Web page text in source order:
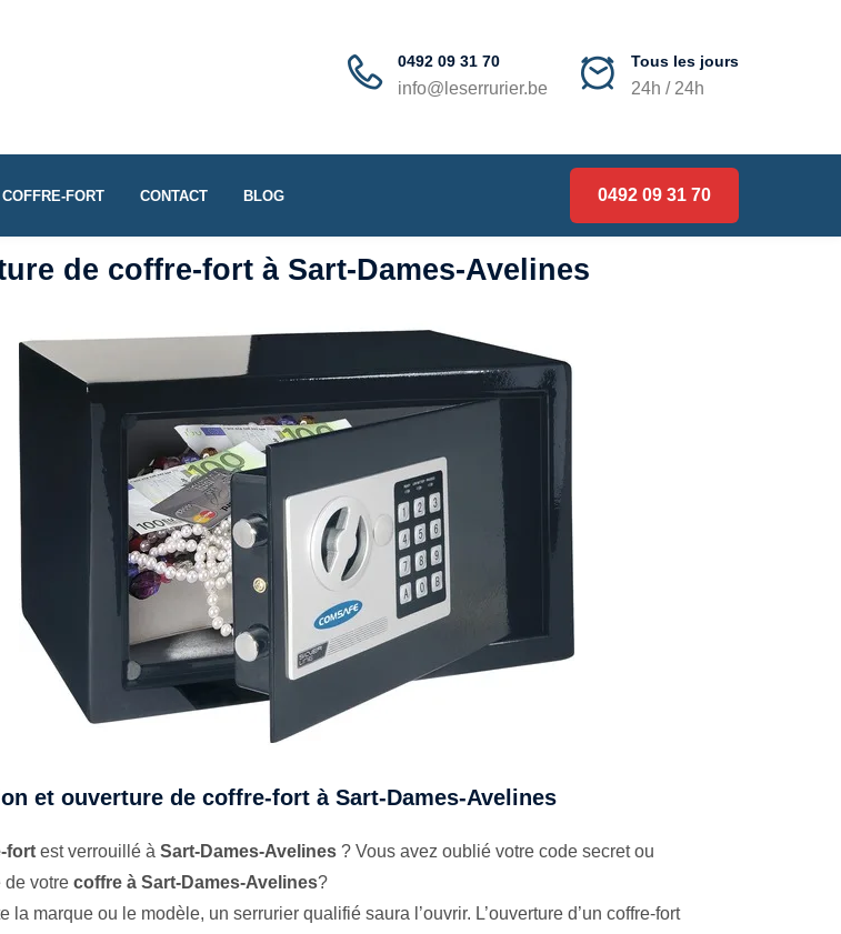
0492 09 31 70
info@leserrurier.be
Tous les jours
24h / 24h
FORT CONTACT BLOG 0492 09 31 70
de coffre-fort à Sart-Dames-Avelines
et ouverture de coffre-fort à Sart-Dames-Avelines
fort est verrouillé àSart-Dames-Avelines ? Vous avez oublié votre code secret ou
de votrecoffre à Sart-Dames-Avelines?
la marque ou le modèle, un serrurier qualifié saura l’ouvrir. L’ouverture d’un coffre-fort